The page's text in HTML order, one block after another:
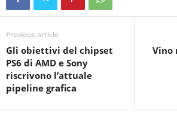
Previous article
Gli obiettivi del chipset
PS6 di AMD e Sony
riscrivono l’attuale
pipeline grafica
Vino